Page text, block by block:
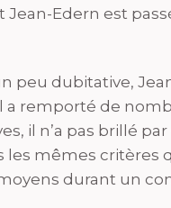
Jean-Edern est
peu dubitative,
a remporté de
il n’a pas brillé
les mêmes critères
durant un